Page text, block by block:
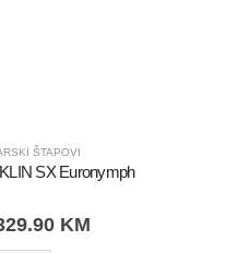
ŠTAPOVI
SX Euronymph
KM